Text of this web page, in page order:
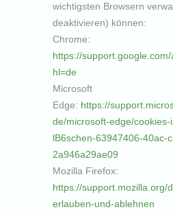
wichtigsten Browsern
deaktivieren) können:
Chrome:
https://
hl=de
Microsoft
Edge: https://
de/microsoft-edge/
lB6schen-63947406-40ac-
2a946a29ae09
Mozilla Firefox:
https://support.mozilla.org/
erlauben-und-ablehnen